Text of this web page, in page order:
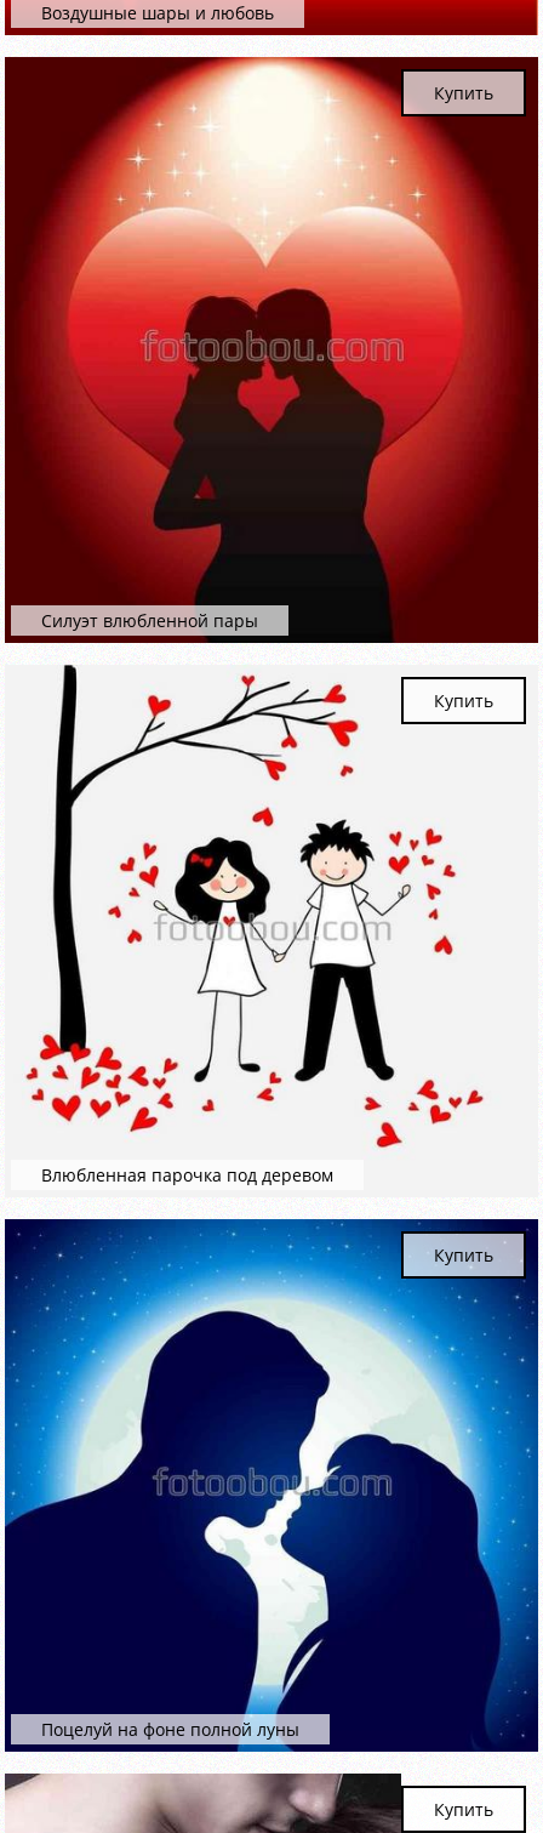
Воздушные шары и любовь
Силуэт влюбленной пары
Купить
Влюбленная парочка под деревом
Купить
Поцелуй на фоне полной луны
Купить
Купить